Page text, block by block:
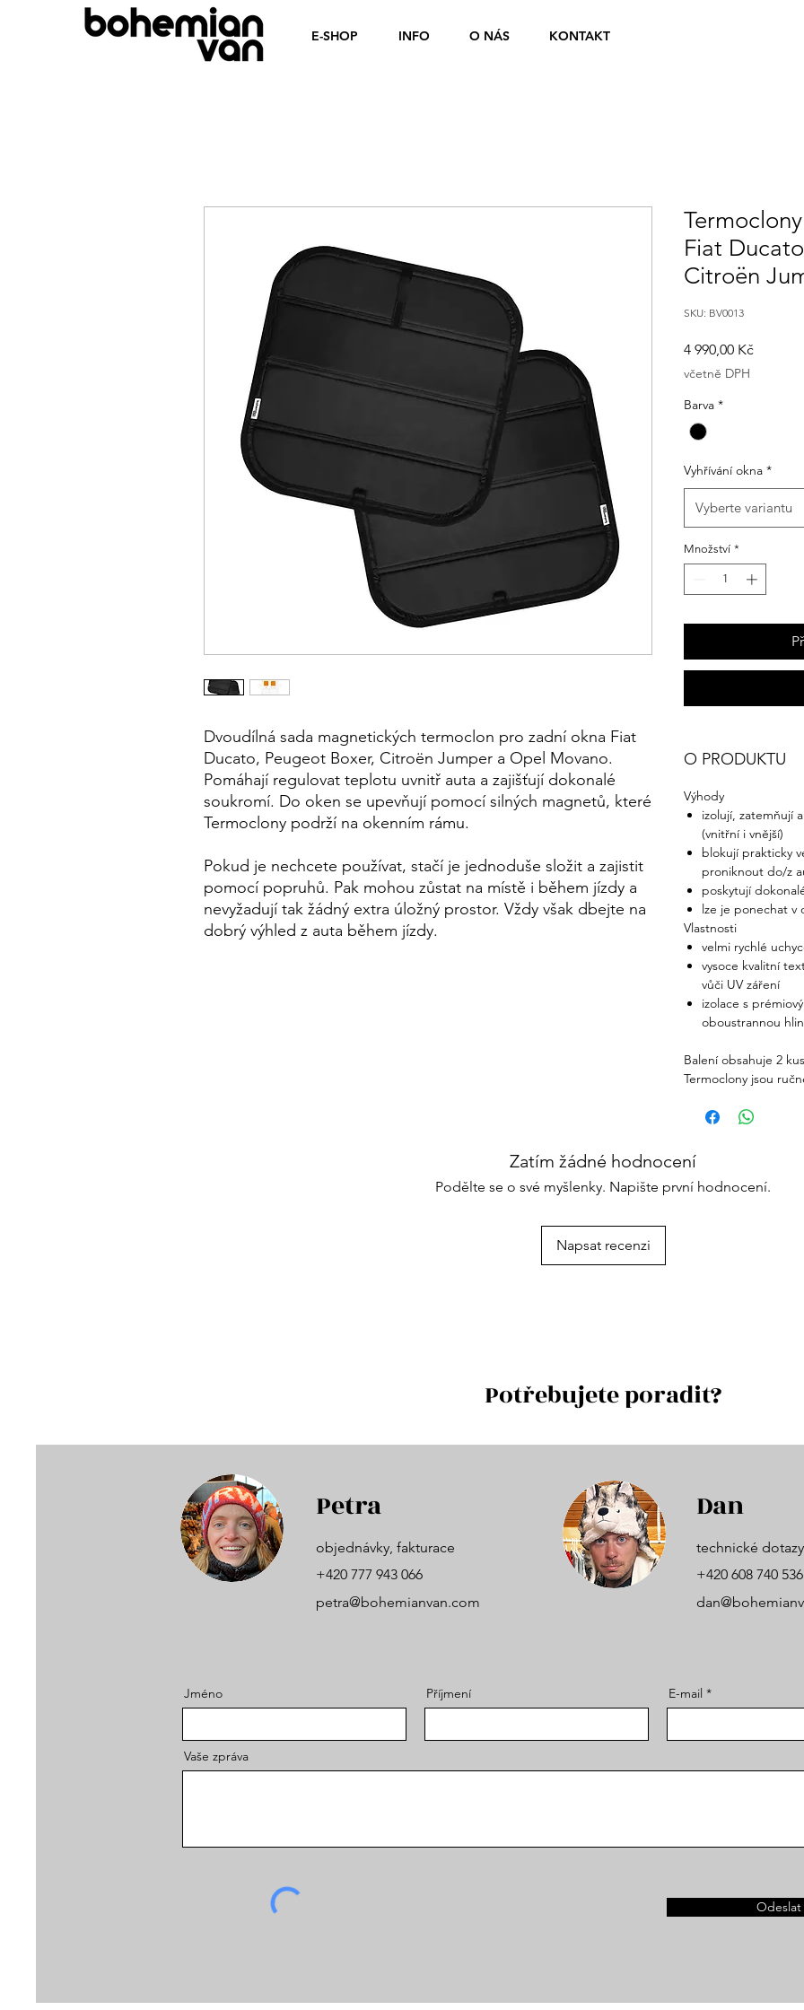
E-SHOP INFO O NÁS KONTAKT
Dvoudílná sada magnetických termoclon pro zadní okna Fiat
Ducato, Peugeot Boxer, Citroën Jumper a Opel Movano.
Pomáhají regulovat teplotu uvnitř auta a zajišťují dokonalé
soukromí. Do oken se upevňují pomocí silných magnetů, které
Termoclony podrží na okenním rámu.
Pokud je nechcete používat, stačí je jednoduše složit a zajistit
pomocí popruhů. Pak mohou zůstat na místě i během jízdy a
nevyžadují tak žádný extra úložný prostor. Vždy však dbejte na
dobrý výhled z auta během jízdy.
Fiat
Citroën
SKU: BV0013
4 990,00 KčCena
včetně DPH
Barva *
Vyhřívání okna *
Vyberte variantu
Množství *
O PRODUKTU
Výhody
izolují, zatemňují
(vnitřní i vnější)
blokují prakticky
proniknout do/z
poskytují
lze je ponechat v
Vlastnosti
velmi rychlé
vysoce kvalitní
vůči UV záření
izolace s
oboustrannou
Balení obsahuje 2
Termoclony jsou
Zatím žádné hodnocení
Podělte se o své myšlenky. Napište první hodnocení.
Napsat recenzi
Potřebujete poradit?
Petra
objednávky, fakturace
+420 777 943 066
petra@bohemianvan.com
Dan
technické dotazy
+420 608 740 536
Jméno Příjmení E-mail
Vaše zpráva
Odeslat